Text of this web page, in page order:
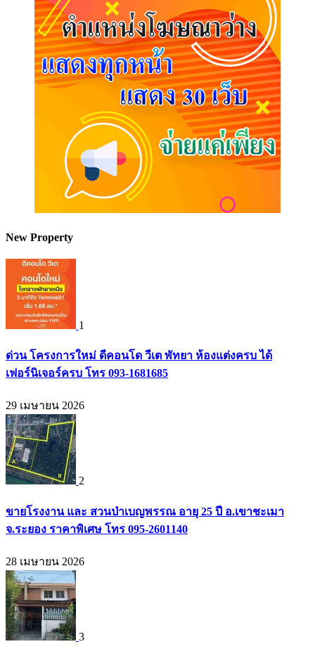
New Property
1
ด่วน โครงการใหม่ ดีคอนโด วีเต พัทยา ห้องแต่งครบ ได้
เฟอร์นิเจอร์ครบ โทร 093-1681685
29 เมษายน 2026
2
ขายโรงงาน และ สวนป่าเบญพรรณ อายุ 25 ปี อ.เขาชะเมา
จ.ระยอง ราคาพิเศษ โทร 095-2601140
28 เมษายน 2026
3